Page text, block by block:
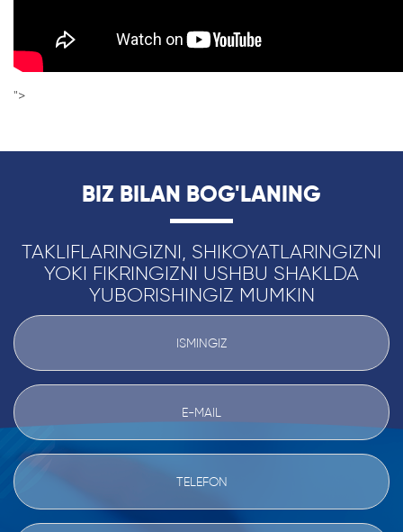
">
BIZ BILAN BOG'LANING
TAKLIFLARINGIZNI, SHIKOYATLARINGIZNI
YOKI FIKRINGIZNI USHBU SHAKLDA
YUBORISHINGIZ MUMKIN